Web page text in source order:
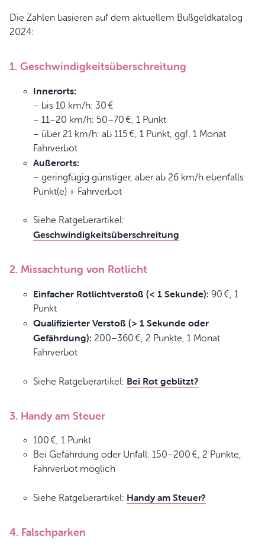
Die Zahlen basieren auf dem aktuellem Bußgeldkatalog
2024:
1. Geschwindigkeitsüberschreitung
Innerorts:
– bis 10 km/h: 30 €
– 11–20 km/h: 50–70 €, 1 Punkt
– über 21 km/h: ab 115 €, 1 Punkt, ggf. 1 Monat
Fahrverbot
Außerorts:
– geringfügig günstiger, aber ab 26 km/h ebenfalls
Punkt(e) + Fahrverbot
Siehe Ratgeberartikel:
Geschwindigkeitsüberschreitung
2. Missachtung von Rotlicht
Einfacher Rotlichtverstoß (< 1 Sekunde): 90 €, 1
Punkt
Qualifizierter Verstoß (> 1 Sekunde oder
Gefährdung): 200–360 €, 2 Punkte, 1 Monat
Fahrverbot
Siehe Ratgeberartikel: Bei Rot geblitzt?
3. Handy am Steuer
100 €, 1 Punkt
Bei Gefährdung oder Unfall: 150–200 €, 2 Punkte,
Fahrverbot möglich
Siehe Ratgeberartikel: Handy am Steuer?
4. Falschparken